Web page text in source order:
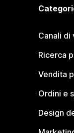
Canali di
Ricerca
Vendita
Ordini e
Design